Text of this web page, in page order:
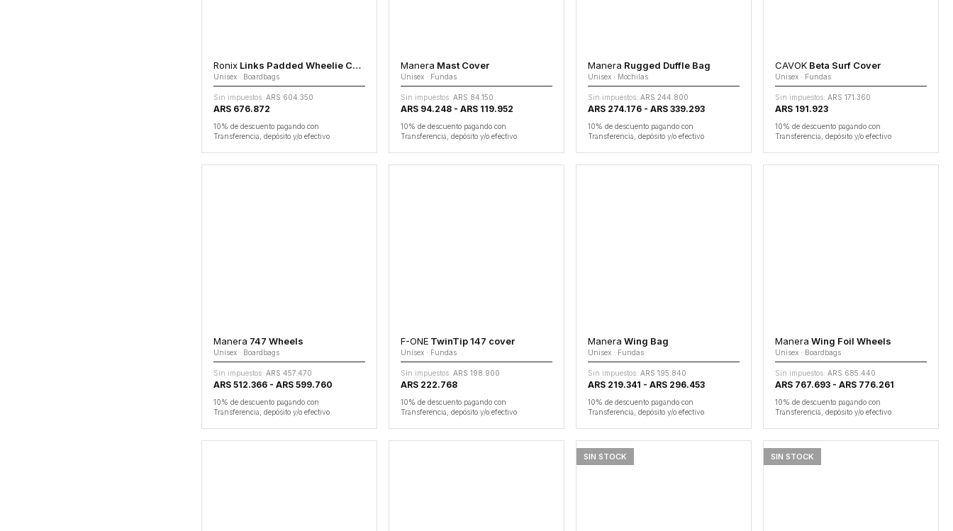
Ronix Links Padded Wheelie Case
Unisex · Boardbags
Sin impuestos: ARS 604.350
ARS 676.872
10% de descuento pagando con
Transferencia, depósito y/o efectivo
Manera Mast Cover
Unisex · Fundas
Sin impuestos: ARS 84.150
ARS 94.248 - ARS 119.952
10% de descuento pagando con
Transferencia, depósito y/o efectivo
Manera Rugged Duffle Bag
Unisex · Mochilas
Sin impuestos: ARS 244.800
ARS 274.176 - ARS 339.293
10% de descuento pagando con
Transferencia, depósito y/o efectivo
CAVOK Beta Surf Cover
Unisex · Fundas
Sin impuestos: ARS 171.360
ARS 191.923
10% de descuento pagando con
Transferencia, depósito y/o efectivo
Manera 747 Wheels
Unisex · Boardbags
Sin impuestos: ARS 457.470
ARS 512.366 - ARS 599.760
10% de descuento pagando con
Transferencia, depósito y/o efectivo
F-ONE TwinTip 147 cover
Unisex · Fundas
Sin impuestos: ARS 198.900
ARS 222.768
10% de descuento pagando con
Transferencia, depósito y/o efectivo
Manera Wing Bag
Unisex · Fundas
Sin impuestos: ARS 195.840
ARS 219.341 - ARS 296.453
10% de descuento pagando con
Transferencia, depósito y/o efectivo
Manera Wing Foil Wheels
Unisex · Boardbags
Sin impuestos: ARS 685.440
ARS 767.693 - ARS 776.261
10% de descuento pagando con
Transferencia, depósito y/o efectivo
SIN STOCK SIN STOCK